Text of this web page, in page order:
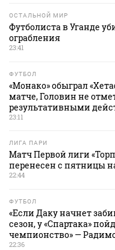
ОСТАЛЬНОЙ МИР
Футболиста в Уганде
ограбления
23:41
ФУТБОЛ
«Монако» обыграл
матче, Головин не
результативными
23:11
ЛИГА ПАРИ
Матч Первой лиги
перенесен с пятницы
22:44
ФУТБОЛ
«Если Даку начнет
сезон, у «Спартака»
чемпионство» —
22:36